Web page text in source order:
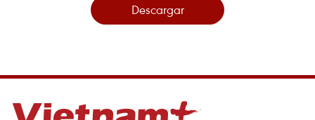
Descargar